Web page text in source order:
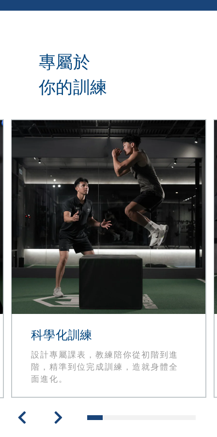
專屬於
你的訓練
科學化訓練
設計專屬課表，教練陪你從初階到進
階，精準到位完成訓練，造就身體全
面進化。